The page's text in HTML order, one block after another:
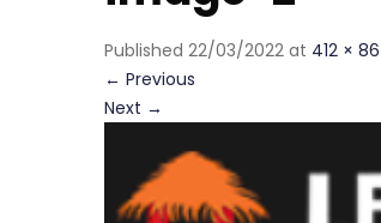
Published 22/03/2022 at 412 × 86
← Previous
Next →